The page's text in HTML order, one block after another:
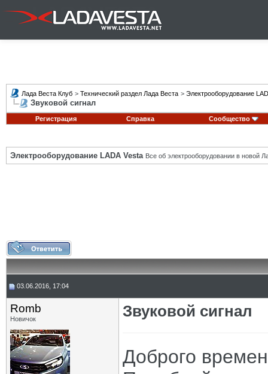
Лада Веста Клуб > Технический раздел Лада Веста > Электрооборудование
Звуковой сигнал
Регистрация Справка Сообщество
Электрооборудование LADA Vesta Все об электрооборудовании в новой
03.06.2016, 17:04
Romb
Новичок Звуковой сигнал
Доброго